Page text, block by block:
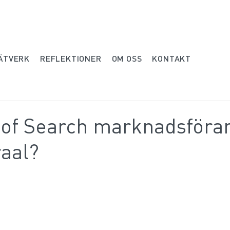
REFLEKTIONER OM OSS KONTAKT
Search